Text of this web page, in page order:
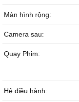
Màn hình rộng:
Camera sau:
Quay Phim:
Hệ điều hành: